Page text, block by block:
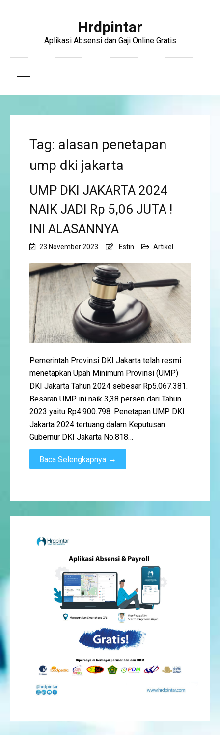
Hrdpintar
Aplikasi Absensi dan Gaji Online Gratis
Tag: alasan penetapan
ump dki jakarta
UMP DKI JAKARTA 2024
NAIK JADI Rp 5,06 JUTA !
INI ALASANNYA
23 November 2023 Estin Artikel
Pemerintah Provinsi DKI Jakarta telah resmi
menetapkan Upah Minimum Provinsi (UMP)
DKI Jakarta Tahun 2024 sebesar Rp5.067.381.
Besaran UMP ini naik 3,38 persen dari Tahun
2023 yaitu Rp4.900.798. Penetapan UMP DKI
Jakarta 2024 tertuang dalam Keputusan
Gubernur DKI Jakarta No.818…
Baca Selengkapnya →